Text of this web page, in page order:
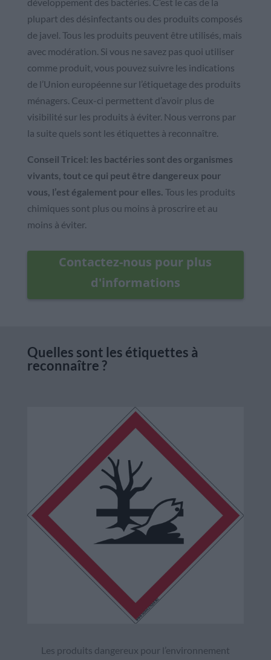
plupart des désinfectants ou des produits composés
de javel. Tous les produits peuvent être utilisés, mais
avec modération. Si vous ne savez pas quoi utiliser
comme produit, vous pouvez suivre les indications
de l’Union européenne sur l’étiquetage des produits
ménagers. Ceux-ci permettent d’avoir plus de
visibilité sur les produits à éviter. Nous verrons par
la suite quels sont les étiquettes à reconnaître.
Conseil Tricel: les bactéries sont des organismes
vivants, tout ce qui peut être dangereux pour
vous, l’est également pour elles. Tous les produits
chimiques sont plus ou moins à proscrire et au
moins à éviter.
Contactez-nous pour plus
d'informations
Quelles sont les étiquettes à
reconnaître ?
Les produits dangereux pour l’environnement